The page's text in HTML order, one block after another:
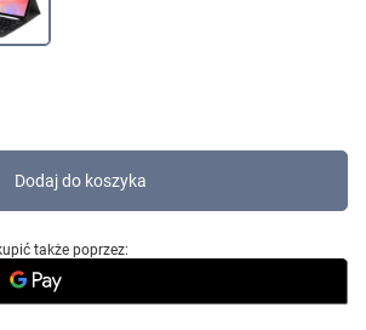
Dodaj do koszyka
także poprzez: